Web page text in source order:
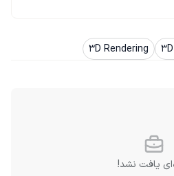
3D Rendering
یافت نشد!